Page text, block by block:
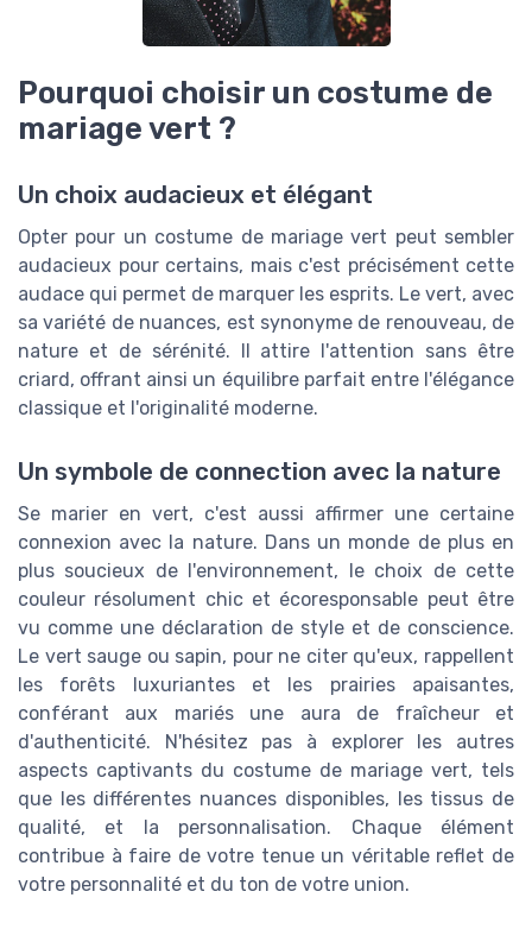
Pourquoi choisir un costume de
mariage vert ?
Un choix audacieux et élégant
Opter pour un costume de mariage vert peut sembler
audacieux pour certains, mais c'est précisément cette
audace qui permet de marquer les esprits. Le vert, avec
sa variété de nuances, est synonyme de renouveau, de
nature et de sérénité. Il attire l'attention sans être
criard, offrant ainsi un équilibre parfait entre l'élégance
classique et l'originalité moderne.
Un symbole de connection avec la nature
Se marier en vert, c'est aussi affirmer une certaine
connexion avec la nature. Dans un monde de plus en
plus soucieux de l'environnement, le choix de cette
couleur résolument chic et écoresponsable peut être
vu comme une déclaration de style et de conscience.
Le vert sauge ou sapin, pour ne citer qu'eux, rappellent
les forêts luxuriantes et les prairies apaisantes,
conférant aux mariés une aura de fraîcheur et
d'authenticité. N'hésitez pas à explorer les autres
aspects captivants du costume de mariage vert, tels
que les différentes nuances disponibles, les tissus de
qualité, et la personnalisation. Chaque élément
contribue à faire de votre tenue un véritable reflet de
votre personnalité et du ton de votre union.